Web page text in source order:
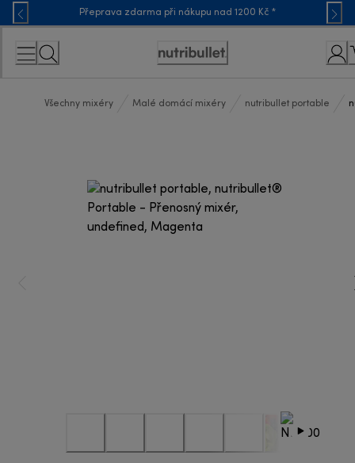
Skip
to
Content
Přeprava zdarma při nákupu nad 1200 Kč *
Accessibility
Všechny mixéry Malé domácí mixéry nutribullet portable